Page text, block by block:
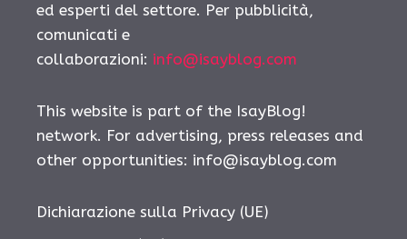
ed esperti del settore. Per pubblicità,
comunicati e
collaborazioni: info@isayblog.com
This website is part of the IsayBlog!
network. For advertising, press releases and
other opportunities: info@isayblog.com
Dichiarazione sulla Privacy (UE)